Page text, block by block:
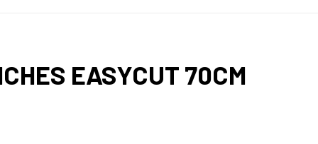
EASYCUT 70CM